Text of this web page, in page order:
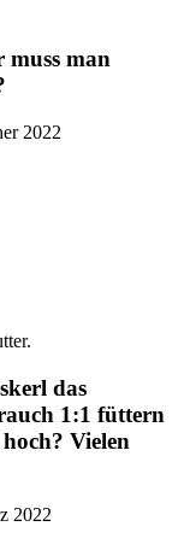
muss man
2022
das
1:1 füttern
Vielen
2022